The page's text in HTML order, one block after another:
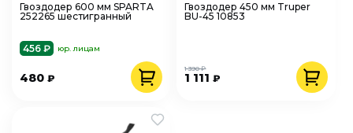
Гвоздодер 600 мм SPARTA
252265 шестигранный
456 ₽ юр. лицам
480 ₽
Гвоздодер 450 мм Truper
BU-45 10853
1 111₽
1 390 ₽